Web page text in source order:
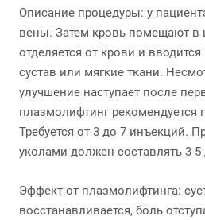
Описание процедуры: у
вены. Затем кровь помещают в
отделяется от крови и
сустав или мягкие ткани.
улучшение наступает после
плазмолифтинг рекомендуется
Требуется от 3 до 7 инъекций.
уколами должен составлять 3-5
Эффект от плазмолифтинга:
восстанавливается, боль